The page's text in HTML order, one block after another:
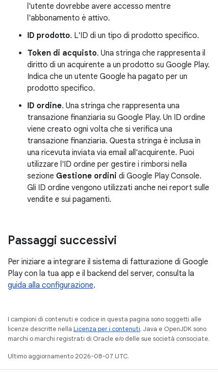
l'utente dovrebbe avere accesso mentre
l'abbonamento è attivo.
ID prodotto. L'ID di un tipo di prodotto specifico.
Token di acquisto. Una stringa che rappresenta il
diritto di un acquirente a un prodotto su Google Play.
Indica che un utente Google ha pagato per un
prodotto specifico.
ID ordine. Una stringa che rappresenta una
transazione finanziaria su Google Play. Un ID ordine
viene creato ogni volta che si verifica una
transazione finanziaria. Questa stringa è inclusa in
una ricevuta inviata via email all'acquirente. Puoi
utilizzare l'ID ordine per gestire i rimborsi nella
sezione Gestione ordini di Google Play Console.
Gli ID ordine vengono utilizzati anche nei report sulle
vendite e sui pagamenti.
Passaggi successivi
Per iniziare a integrare il sistema di fatturazione di Google
Play con la tua app e il backend del server, consulta la
guida alla configurazione.
I campioni di contenuti e codice in questa pagina sono soggetti alle
licenze descritte nella Licenza per i contenuti. Java e OpenJDK sono
marchi o marchi registrati di Oracle e/o delle sue società consociate.
Ultimo aggiornamento 2026-08-07 UTC.